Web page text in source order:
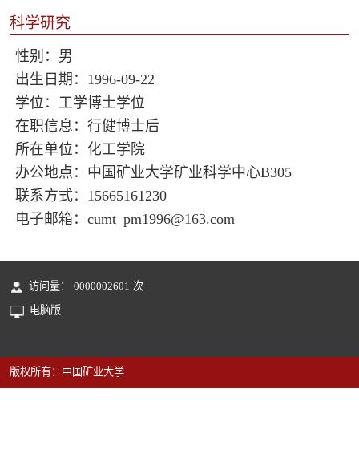
科学研究
性别：男
出生日期：1996-09-22
学位：工学博士学位
在职信息：行健博士后
所在单位：化工学院
办公地点：中国矿业大学矿业科学中心B305
联系方式：15665161230
电子邮箱： cumt_pm1996@163.com
访问量： 0000002601 次
电脑版
版权所有：中国矿业大学